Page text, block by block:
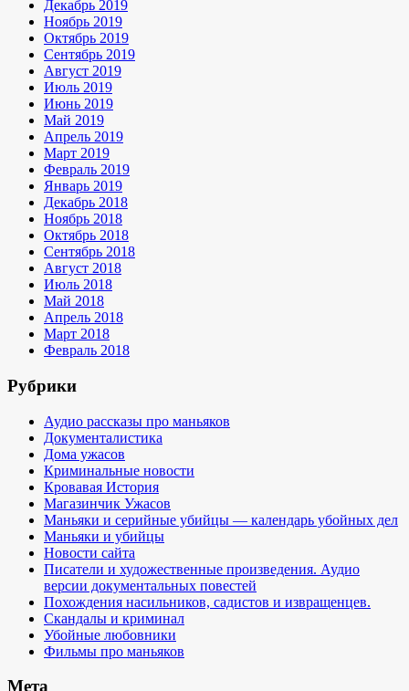
Декабрь 2019
Ноябрь 2019
Октябрь 2019
Сентябрь 2019
Август 2019
Июль 2019
Июнь 2019
Май 2019
Апрель 2019
Март 2019
Февраль 2019
Январь 2019
Декабрь 2018
Ноябрь 2018
Октябрь 2018
Сентябрь 2018
Август 2018
Июль 2018
Май 2018
Апрель 2018
Март 2018
Февраль 2018
Рубрики
Аудио рассказы про маньяков
Документалистика
Дома ужасов
Криминальные новости
Кровавая История
Магазинчик Ужасов
Маньяки и серийные убийцы — календарь убойных дел
Маньяки и убийцы
Новости сайта
Писатели и художественные произведения. Аудио
версии документальных повестей
Похождения насильников, садистов и извращенцев.
Скандалы и криминал
Убойные любовники
Фильмы про маньяков
Мета